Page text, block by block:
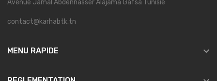
Avenue Jamal Abdennasser Alajama Gafsa Tunisie
contact@karhabtk.tn
MENU RAPIDE 